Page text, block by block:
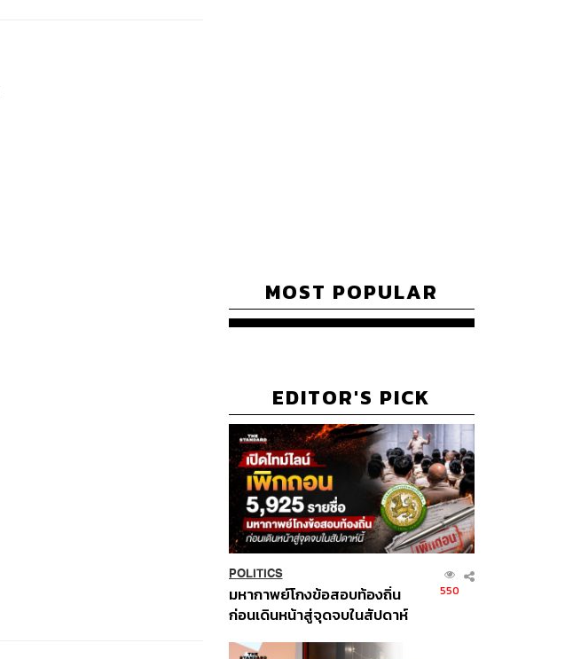
MOST POPULAR
EDITOR'S PICK
POLITICS
มหากาพย์โกงข้อสอบท้องถิ่น
ก่อนเดินหน้าสู่จุดจบในสัปดาห์
550